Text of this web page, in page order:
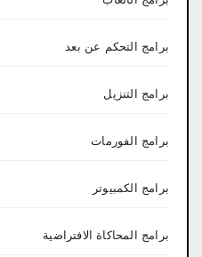
برامج التحكم عن بعد
برامج التنزيل
برامج الفورمات
برامج الكمبيوتر
برامج المحاكاة الافتراضية